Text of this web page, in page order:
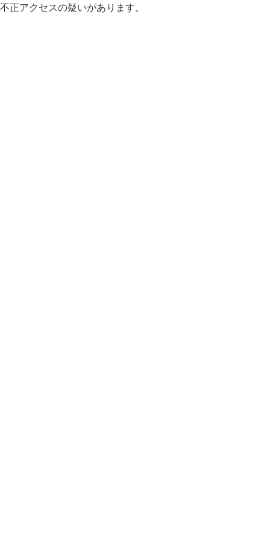
不正アクセスの疑いがあります。